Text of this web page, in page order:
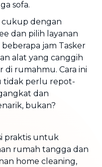
sofa.
cukup dengan
dan pilih layanan
jam Tasker
alat yang canggih
rumahmu. Cara ini
tidak perlu repot-
dan
bukan?
praktis untuk
rumah tangga dan
home cleaning,